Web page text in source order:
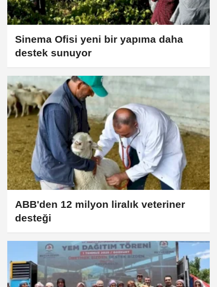
Sinema Ofisi yeni bir yapıma daha
destek sunuyor
ABB'den 12 milyon liralık veteriner
desteği